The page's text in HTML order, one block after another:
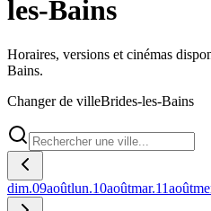
les-Bains
Horaires, versions et cinémas
Bains.
Changer de villeBrides-les-Bains
dim.09aoûtlun.10aoûtmar.11août